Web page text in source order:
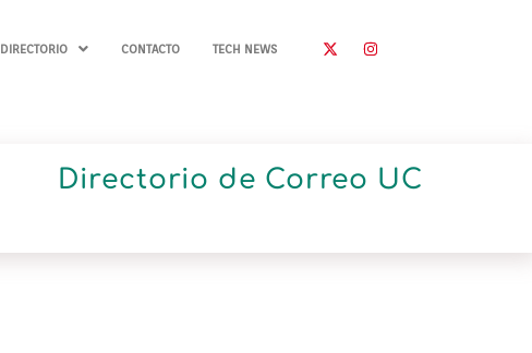
DIRECTORIO CONTACTO TECH NEWS
Directorio de Correo UC